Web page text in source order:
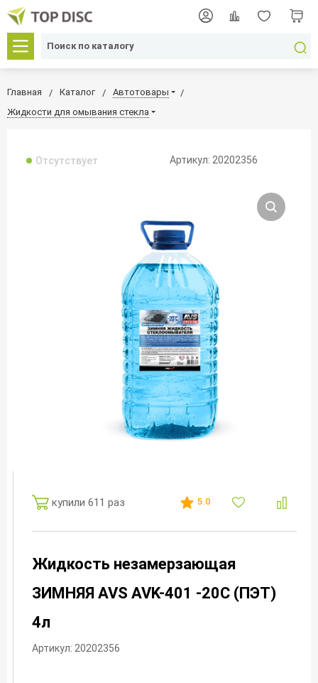
Главная Каталог
Автотовары
Жидкости для омывания стекла
Отсутствует Артикул: 20202356
купили 611 раз 5.0
Жидкость незамерзающая
ЗИМНЯЯ AVS AVK-401 -20С (ПЭТ)
4л
Артикул: 20202356